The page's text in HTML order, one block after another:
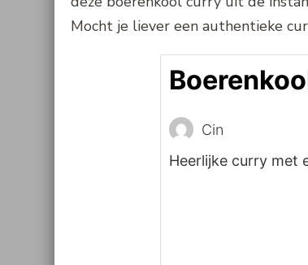
Mocht je liever een authentieke
Cin
Heerlijke curry met